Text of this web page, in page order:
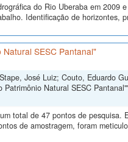
do Rio Uberaba em 2009
Identificação de horizontes,
SESC Pantanal"
José Luiz; Couto, Eduardo
Natural SESC
total de 47 pontos de pesquisa.
de amostragem, foram